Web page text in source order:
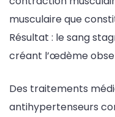
musculaire que
Résultat : le sang
créant l’œdème
Des traitements
antihypertenseurs